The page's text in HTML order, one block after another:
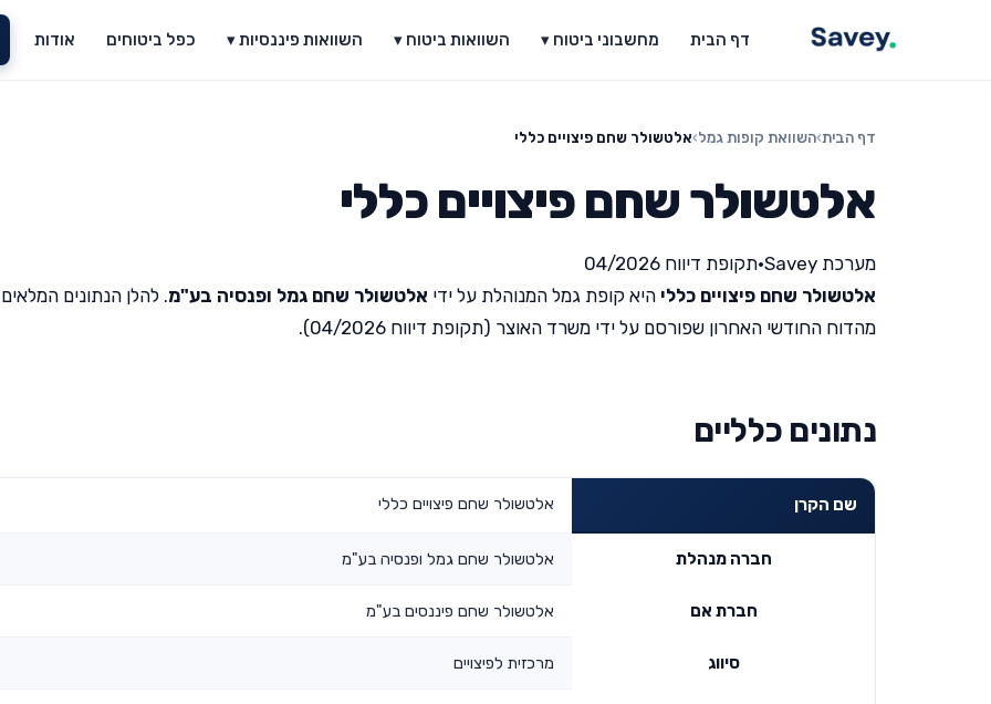
דף הבית מחשבוני ביטוח ▾ השוואות ביטוח ▾ השוואות פיננסיות ▾ כפל ביטוחים אודות
דף הבית›השוואת קופות גמל›אלטשולר שחם פיצויים כללי
אלטשולר שחם פיצויים כללי
מערכת Savey •תקופת דיווח 04/2026
אלטשולר שחם פיצויים כללי היא קופת גמל המנוהלת על ידי אלטשולר שחם גמל ופנסיה בע"מ. להלן הנתונים המלאים
מהדוח החודשי האחרון שפורסם על ידי משרד האוצר (תקופת דיווח 04/2026).
נתונים כלליים
שם הקרן אלטשולר שחם פיצויים כללי
חברה מנהלת אלטשולר שחם גמל ופנסיה בע"מ
חברת אם אלטשולר שחם פיננסים בע"מ
סיווג מרכזית לפיצויים